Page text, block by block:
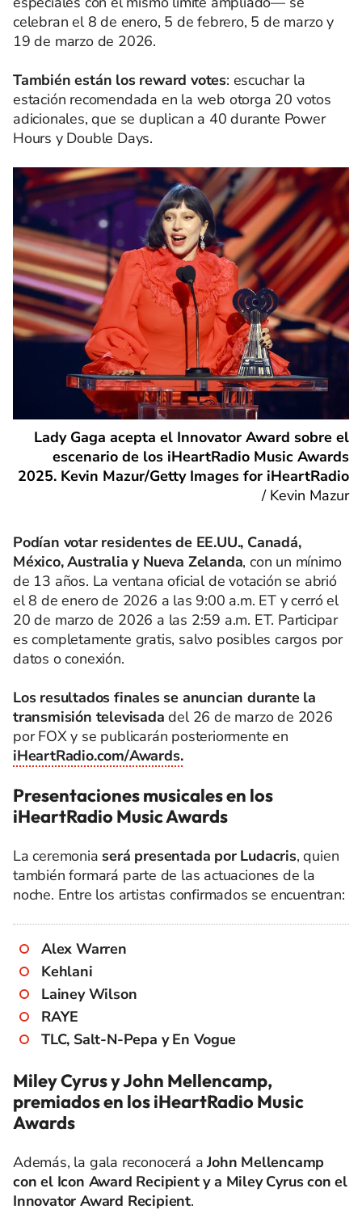
celebran el 8 de enero, 5 de febrero, 5 de marzo y
19 de marzo de 2026.
También están los reward votes: escuchar la
estación recomendada en la web otorga 20 votos
adicionales, que se duplican a 40 durante Power
Hours y Double Days.
Lady Gaga acepta el Innovator Award sobre el
escenario de los iHeartRadio Music Awards
2025. Kevin Mazur/Getty Images for iHeartRadio
/ Kevin Mazur
Podían votar residentes de EE.UU., Canadá,
México, Australia y Nueva Zelanda, con un mínimo
de 13 años. La ventana oficial de votación se abrió
el 8 de enero de 2026 a las 9:00 a.m. ET y cerró el
20 de marzo de 2026 a las 2:59 a.m. ET. Participar
es completamente gratis, salvo posibles cargos por
datos o conexión.
Los resultados finales se anuncian durante la
transmisión televisadadel 26 de marzo de 2026
por FOX y se publicarán posteriormente en
iHeartRadio.com/Awards.
Presentaciones musicales en los
iHeartRadio Music Awards
La ceremonia será presentada por Ludacris, quien
también formará parte de las actuaciones de la
noche. Entre los artistas confirmados se encuentran:
Alex Warren
Kehlani
Lainey Wilson
RAYE
TLC, Salt-N-Pepa y En Vogue
Miley Cyrus y John Mellencamp,
premiados en los iHeartRadio Music
Awards
Además, la gala reconocerá aJohn Mellencamp
con el Icon Award Recipient y a Miley Cyrus con el
Innovator Award Recipient.